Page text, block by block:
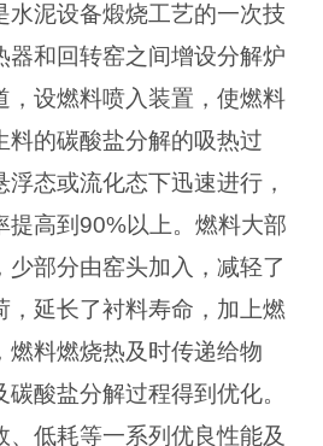
水泥设备煅烧工艺的一次技
器和回转窑之间增设分解炉
，设燃料喷入装置，使燃料
料的碳酸盐分解的吸热过
态或流化态下迅速进行，
提高到90%以上。燃料大部
少部分由窑头加入，减轻了
，延长了衬料寿命，加上燃
燃料燃烧热及时传递给物
酸盐分解过程得到优化。
、低耗等一系列优良性能及